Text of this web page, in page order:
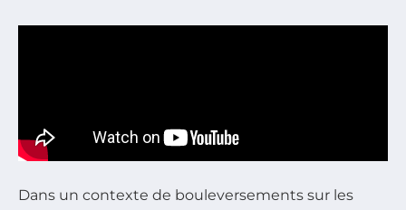
Dans un contexte de bouleversements sur les